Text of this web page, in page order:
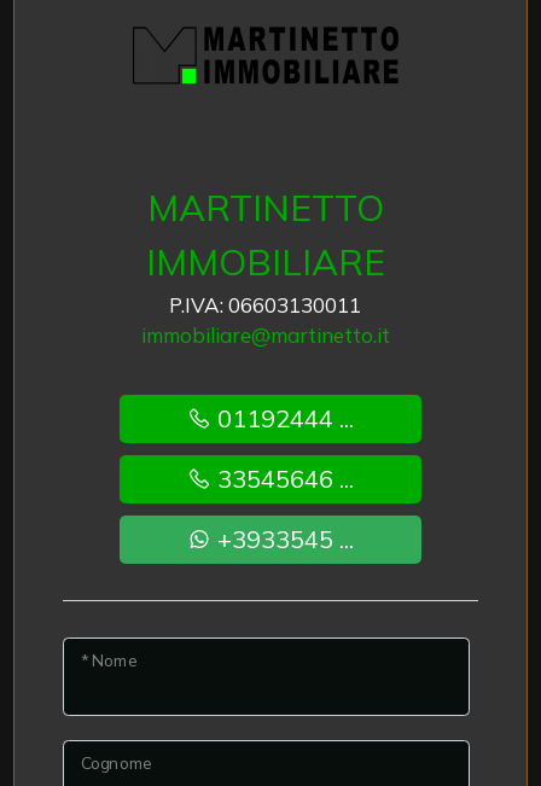
MARTINETTO
IMMOBILIARE
P.IVA: 06603130011
immobiliare@martinetto.it
01192444 ...
33545646 ...
+3933545 ...
* Nome
Cognome